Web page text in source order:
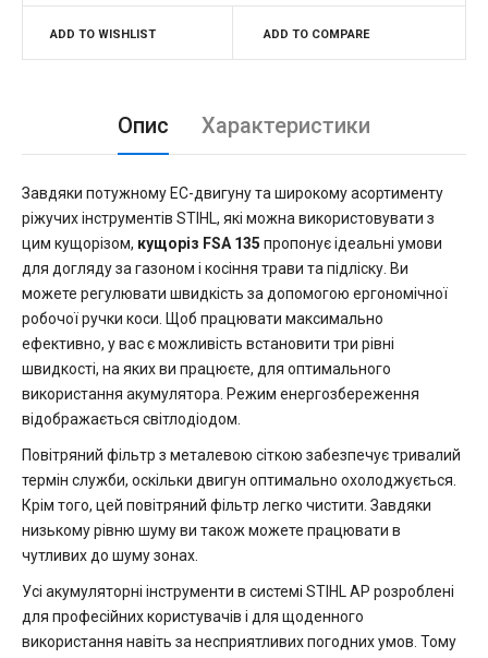
ADD TO WISHLIST ADD TO COMPARE
Опис Характеристики
Завдяки потужному ЕС-двигуну та широкому асортименту
ріжучих інструментів STIHL, які можна використовувати з
цим кущорізом, кущоріз FSA 135 пропонує ідеальні умови
для догляду за газоном і косіння трави та підліску. Ви
можете регулювати швидкість за допомогою ергономічної
робочої ручки коси. Щоб працювати максимально
ефективно, у вас є можливість встановити три рівні
швидкості, на яких ви працюєте, для оптимального
використання акумулятора. Режим енергозбереження
відображається світлодіодом.
Повітряний фільтр з металевою сіткою забезпечує тривалий
термін служби, оскільки двигун оптимально охолоджується.
Крім того, цей повітряний фільтр легко чистити. Завдяки
низькому рівню шуму ви також можете працювати в
чутливих до шуму зонах.
Усі акумуляторні інструменти в системі STIHL AP розроблені
для професійних користувачів і для щоденного
використання навіть за несприятливих погодних умов. Тому